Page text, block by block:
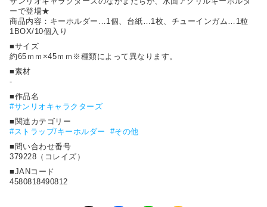
ーで登場★
商品内容：キーホルダー…1個、台紙…1枚、チューインガム…1粒
1BOX/10個入り
■サイズ
約65ｍｍ×45ｍｍ※種類によって異なります。
■素材
-
■作品名
#サンリオキャラクターズ
■関連カテゴリー
#ストラップ/キーホルダー
#その他
■問い合わせ番号
379228（コレイズ）
■JANコード
4580818490812